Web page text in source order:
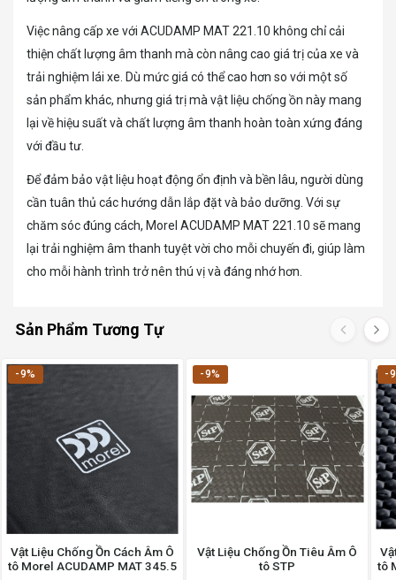
Việc nâng cấp xe với ACUDAMP MAT 221.10 không chỉ cải
thiện chất lượng âm thanh mà còn nâng cao giá trị của xe và
trải nghiệm lái xe. Dù mức giá có thể cao hơn so với một số
sản phẩm khác, nhưng giá trị mà vật liệu chống ồn này mang
lại về hiệu suất và chất lượng âm thanh hoàn toàn xứng đáng
với đầu tư.
Để đảm bảo vật liệu hoạt động ổn định và bền lâu, người dùng
cần tuân thủ các hướng dẫn lắp đặt và bảo dưỡng. Với sự
chăm sóc đúng cách, Morel ACUDAMP MAT 221.10 sẽ mang
lại trải nghiệm âm thanh tuyệt vời cho mỗi chuyến đi, giúp làm
cho mỗi hành trình trở nên thú vị và đáng nhớ hơn.
Sản Phẩm Tương Tự
-9%
Vật Liệu Chống Ồn Cách Âm Ô
tô Morel ACUDAMP MAT 345.5
-9%
Vật Liệu Chống Ồn Tiêu Âm Ô
tô STP
-
tô